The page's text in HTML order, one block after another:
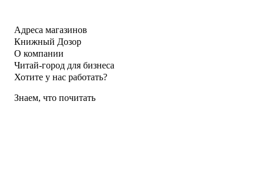
Адреса магазинов
Книжный Дозор
О компании
Читай-город для бизнеса
Хотите у нас работать?
Знаем, что почитать